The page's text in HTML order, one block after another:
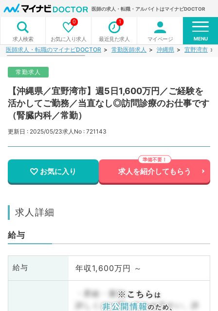
医師の求人・転職・アルバイトはマイナビDOCTOR
求人検索 お気に入り求人
0
最近見た求人
1
マイページ MENU
医師求人・転職のマイナビDOCTOR 常勤医師求人 沖縄県 宜野湾市
常勤求人
【沖縄県／宜野湾市】週5日1,600万円／ご経験を
活かしてご勤務／当直なし◎訪問診療のお仕事です
（腎臓内科／常勤）
更新日 : 2025/05/23求人No : 721143
お気に入り 求人を紹介してもらう
求人詳細
給与
給与 年収1,600万円 ～
・昇給・賞与
詳しくはお問い合わせ下さい。詳